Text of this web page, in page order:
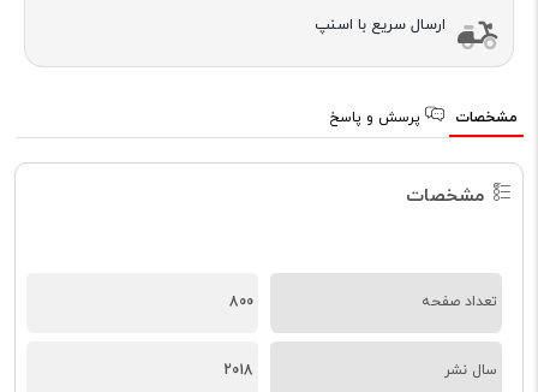
ارسال سریع با اسنپ
مشخصات پرسش و پاسخ
مشخصات
تعداد صفحه 800
سال نشر 2018